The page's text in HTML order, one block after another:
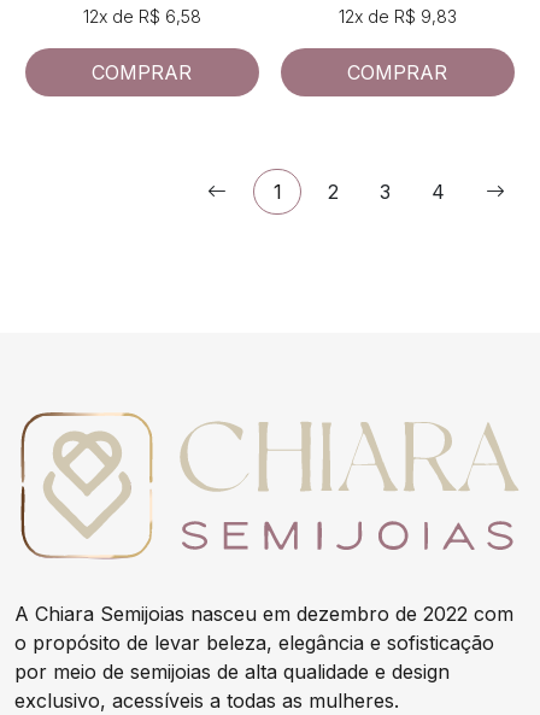
12x de R$ 6,58
COMPRAR
12x de R$ 9,83
COMPRAR
1 2 3 4
A Chiara Semijoias nasceu em dezembro de 2022 com
o propósito de levar beleza, elegância e sofisticação
por meio de semijoias de alta qualidade e design
exclusivo, acessíveis a todas as mulheres.